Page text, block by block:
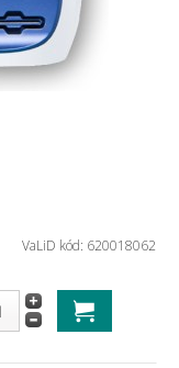
VaLiD kód: 620018062